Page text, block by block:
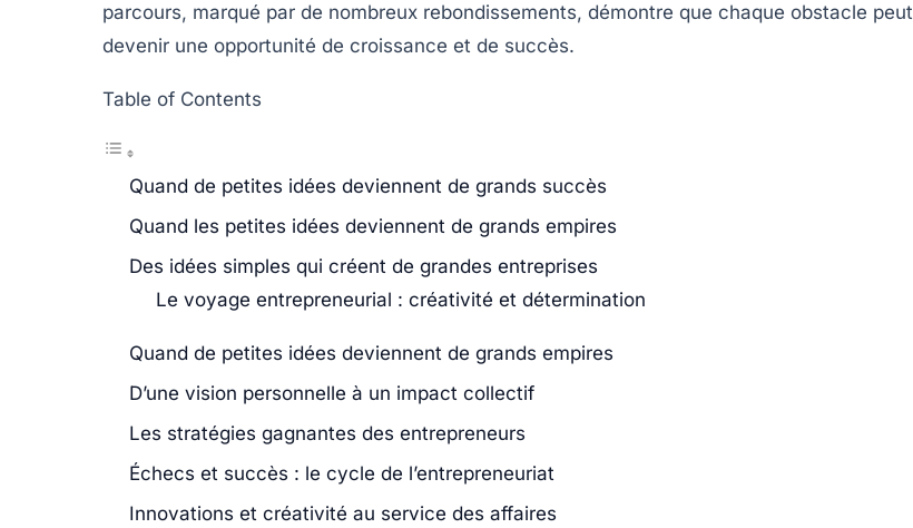
parcours, marqué par de nombreux rebondissements, démontre que chaque obstacle peut
devenir une opportunité de croissance et de succès.
Table of Contents
Quand de petites idées deviennent de grands succès
Quand les petites idées deviennent de grands empires
Des idées simples qui créent de grandes entreprises
Le voyage entrepreneurial : créativité et détermination
Quand de petites idées deviennent de grands empires
D’une vision personnelle à un impact collectif
Les stratégies gagnantes des entrepreneurs
Échecs et succès : le cycle de l’entrepreneuriat
Innovations et créativité au service des affaires